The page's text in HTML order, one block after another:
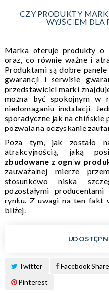
CZY PRODUKTY
WYJŚCIEM DLA
Marka oferuje produkty o
oraz, co równie ważne i
Produktami są dobre
gwarancji i serwisie
przedstawiciel marki
można być spokojnym w
niedomaganiu instalacji.
sporadyczne jak na chińskie
pozwala na odzyskanie
Poza tym, jak zostało
atrakcyjnością, jaką
zbudowane z ogniw
zauważalnej mierze
stosunkowo niska
pozostałymi
rynku. Z uwagi na ten fakt
bliżej.
Twitter Facebook Share
Pinterest